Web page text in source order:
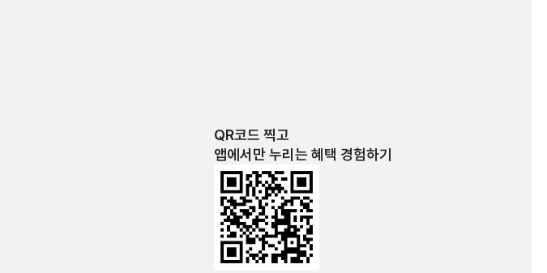
QR코드 찍고
앱에서만 누리는 혜택 경험하기